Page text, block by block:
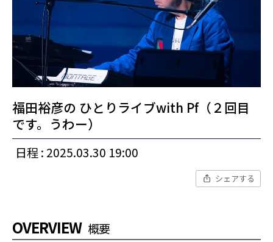
福田裕彦の ひとりライブwith Pf（２回目
です。うわー）
日程 : 2025.03.30 19:00
シェアする
OVERVIEW 概要